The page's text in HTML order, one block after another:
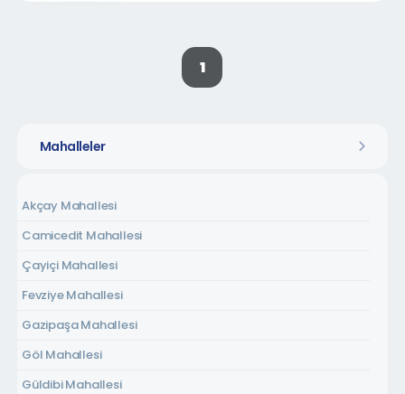
Mahalleler
Akçay Mahallesi
Camicedit Mahallesi
Çayiçi Mahallesi
Fevziye Mahallesi
Gazipaşa Mahallesi
Göl Mahallesi
Güldibi Mahallesi
1